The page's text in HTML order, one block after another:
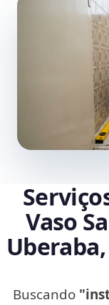
Vaso
Buscando